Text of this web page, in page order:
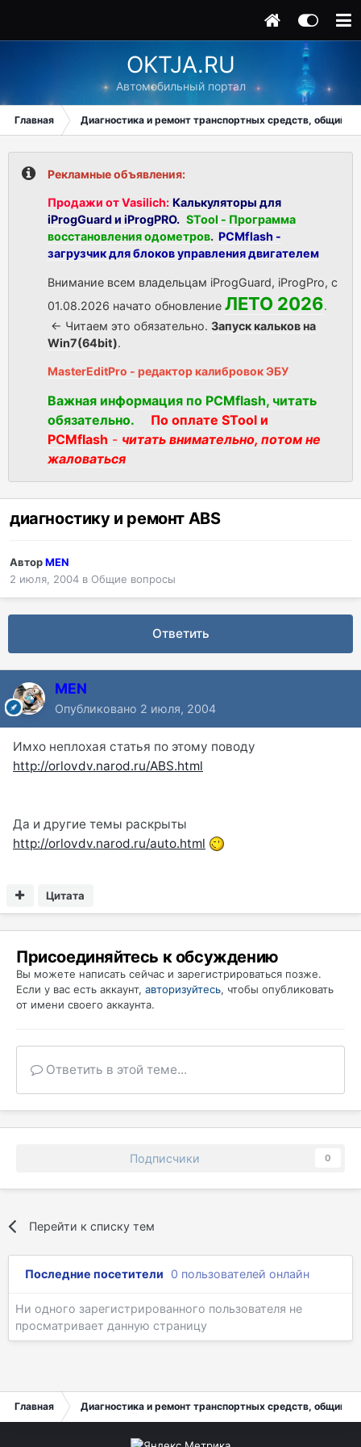
OKTJA.RU
Автомобильный портал
Главная Диагностика и ремонт транспортных средств, общий
Рекламные объявления:
Продажи от Vasilich: Калькуляторы для
iProgGuard и iProgPRO. STool - Программа
восстановления одометров. PCMflash -
загрузчик для блоков управления двигателем
Внимание всем владельцам iProgGuard, iProgPro, с
01.08.2026 начато обновление ЛЕТО 2026.
<- Читаем это обязательно. Запуск кальков на
Win7(64bit).
MasterEditPro - редактор калибровок ЭБУ
Важная информация по PCMflash, читать
обязательно.
По оплате STool и
PCMflash - читать внимательно, потом не
жаловаться
диагностику и ремонт ABS
АвторMEN
2 июля, 2004 в Общие вопросы
Ответить
MEN
Опубликовано 2 июля, 2004
Имхо неплохая статья по этому поводу
http://orlovdv.narod.ru/ABS.html
Да и другие темы раскрыты
http://orlovdv.narod.ru/auto.html
Цитата
Присоединяйтесь к обсуждению
Вы можете написать сейчас и зарегистрироваться позже.
Если у вас есть аккаунт, авторизуйтесь, чтобы опубликовать
от имени своего аккаунта.
Ответить в этой теме...
Подписчики 0
Перейти к списку тем
Последние посетители 0 пользователей онлайн
Ни одного зарегистрированного пользователя не
просматривает данную страницу
Главная Диагностика и ремонт транспортных средств, общий